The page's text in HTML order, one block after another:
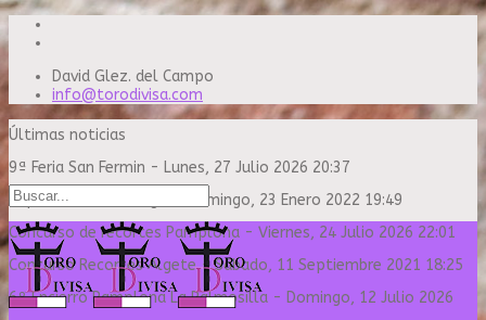
David Glez. del Campo
info@torodivisa.com
Últimas noticias
9ª Feria San Fermin - Lunes, 27 Julio 2026 20:37
Capea Sanse Domingo
Domingo, 23 Enero 2022 19:49
Concurso de recortes Pamplona - Viernes, 24 Julio 2026 22:01
Concurso Recortes Algete-Sábado, 11 Septiembre 2021 18:25
6º Encierro Pamplona La Palmosilla - Domingo, 12 Julio 2026